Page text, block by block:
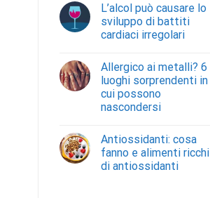
L’alcol può causare lo
sviluppo di battiti
cardiaci irregolari
Allergico ai metalli? 6
luoghi sorprendenti in
cui possono
nascondersi
Antiossidanti: cosa
fanno e alimenti ricchi
di antiossidanti